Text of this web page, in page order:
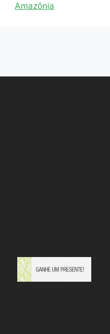
Amazônia